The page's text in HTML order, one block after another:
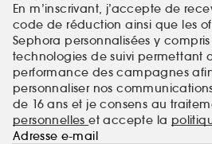
En m’inscrivant, j’accepte de
code de réduction ainsi que les
Sephora personnalisées y
technologies de suivi permettant
performance des campagnes
personnaliser nos
de 16 ans et je consens au
personnelleset accepte la
Adresse e-mail